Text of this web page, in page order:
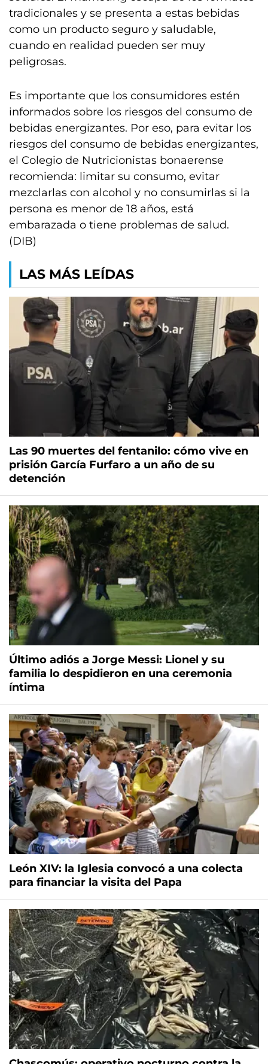
tradicionales y se presenta a estas bebidas
como un producto seguro y saludable,
cuando en realidad pueden ser muy
peligrosas.
Es importante que los consumidores estén
informados sobre los riesgos del consumo de
bebidas energizantes. Por eso, para evitar los
riesgos del consumo de bebidas energizantes,
el Colegio de Nutricionistas bonaerense
recomienda: limitar su consumo, evitar
mezclarlas con alcohol y no consumirlas si la
persona es menor de 18 años, está
embarazada o tiene problemas de salud.
(DIB)
LAS MÁS LEÍDAS
Las 90 muertes del fentanilo: cómo vive en
prisión García Furfaro a un año de su
detención
Último adiós a Jorge Messi: Lionel y su
familia lo despidieron en una ceremonia
íntima
León XIV: la Iglesia convocó a una colecta
para financiar la visita del Papa